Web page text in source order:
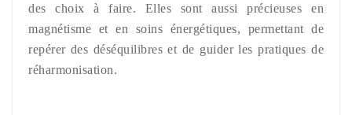
des choix à faire. Elles sont aussi précieuses en
magnétisme et en soins énergétiques, permettant de
repérer des déséquilibres et de guider les pratiques de
réharmonisation.